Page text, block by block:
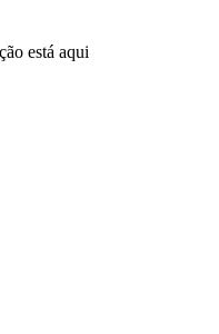
está aqui